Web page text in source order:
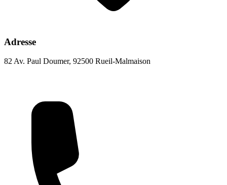
Adresse
82 Av. Paul Doumer, 92500 Rueil-Malmaison